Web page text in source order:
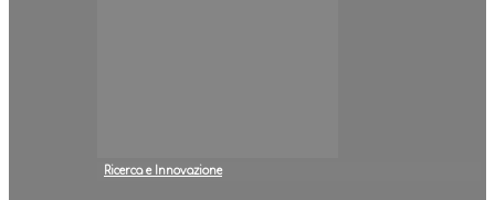
Ricerca e Innovazione